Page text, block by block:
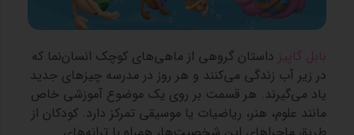
بابل گاپیز داستان گروهی از ماهی‌های کوچک انسان‌نما که
در زیر آب زندگی می‌کنند و هر روز در مدرسه چیزهای جدید
یاد می‌گیرند. هر قسمت بر روی یک موضوع آموزشی خاص
مانند علوم، هنر، ریاضیات یا موسیقی تمرکز دارد. کودکان از